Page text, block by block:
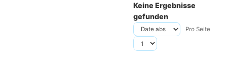
Keine Ergebnisse
gefunden
Pro Seite